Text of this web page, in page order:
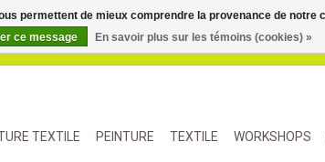
TEXTILE PEINTURE TEXTILE WORKSHOPS
permettent de mieux comprendre la provenance de
ce message
En savoir plus sur les témoins (cookies) »